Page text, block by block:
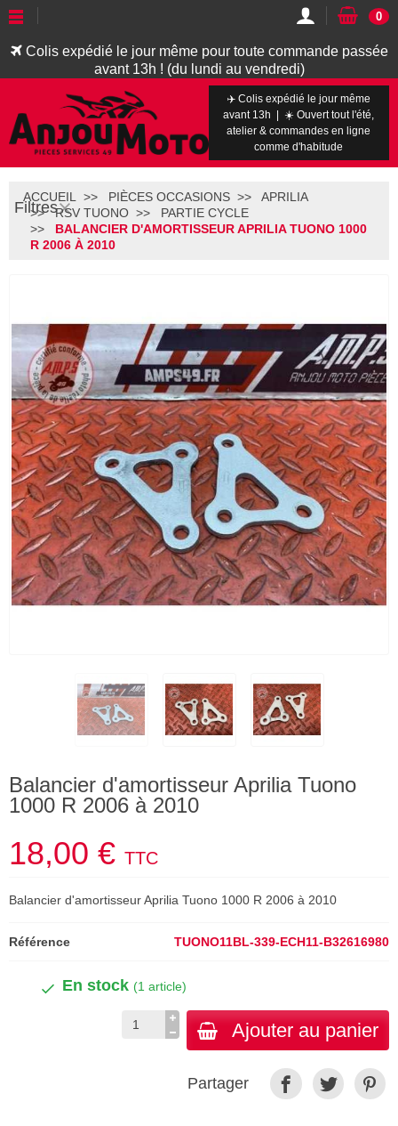
Colis expédié le jour même pour toute commande passée
avant 13h ! (du lundi au vendredi)
0
✈️ Colis expédié le jour même
avant 13h | ☀️ Ouvert tout l'été,
atelier & commandes en ligne
comme d'habitude
Filtres
ACCUEIL PIÈCES OCCASIONS
APRILIA
RSV TUONO
PARTIE CYCLE
BALANCIER D'AMORTISSEUR APRILIA TUONO 1000
R 2006 À 2010
Balancier d'amortisseur Aprilia Tuono
1000 R 2006 à 2010
18,00 € TTC
Balancier d'amortisseur Aprilia Tuono 1000 R 2006 à 2010
Référence TUONO11BL-339-ECH11-B32616980
En stock (1 article)
Ajouter au panier
Partager